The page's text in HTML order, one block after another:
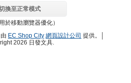
換至正常模式
於移動瀏覽器優化）
由 EC Shop City 網頁設計公司 提供。│
2026 日發文具.